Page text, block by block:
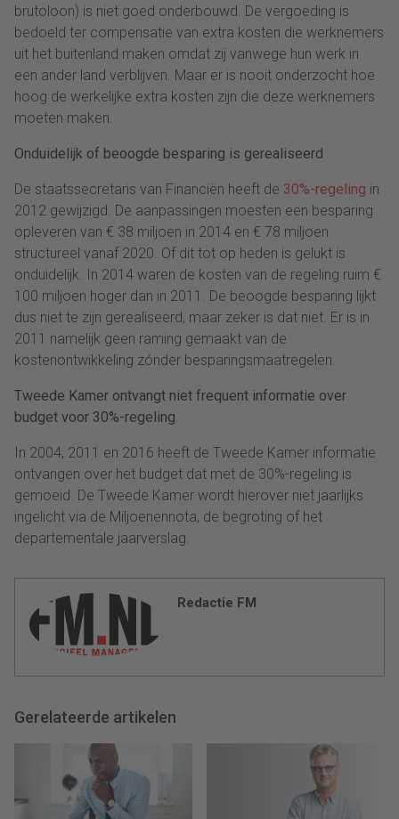
brutoloon) is niet goed onderbouwd. De vergoeding is
bedoeld ter compensatie van extra kosten die werknemers
uit het buitenland maken omdat zij vanwege hun werk in
een ander land verblijven. Maar er is nooit onderzocht hoe
hoog de werkelijke extra kosten zijn die deze werknemers
moeten maken.
Onduidelijk of beoogde besparing is gerealiseerd
De staatssecretaris van Financiën heeft de 30%-regeling in
2012 gewijzigd. De aanpassingen moesten een besparing
opleveren van € 38 miljoen in 2014 en € 78 miljoen
structureel vanaf 2020. Of dit tot op heden is gelukt is
onduidelijk. In 2014 waren de kosten van de regeling ruim €
100 miljoen hoger dan in 2011. De beoogde besparing lijkt
dus niet te zijn gerealiseerd, maar zeker is dat niet. Er is in
2011 namelijk geen raming gemaakt van de
kostenontwikkeling zónder besparingsmaatregelen.
Tweede Kamer ontvangt niet frequent informatie over
budget voor 30%-regeling
In 2004, 2011 en 2016 heeft de Tweede Kamer informatie
ontvangen over het budget dat met de 30%-regeling is
gemoeid. De Tweede Kamer wordt hierover niet jaarlijks
ingelicht via de Miljoenennota, de begroting of het
departementale jaarverslag.
Redactie FM
Gerelateerde artikelen